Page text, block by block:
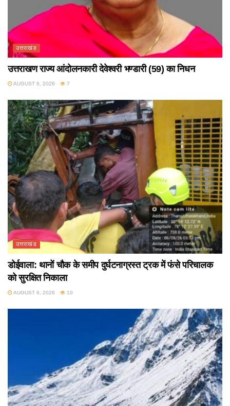
उत्तराखंड
उत्तराखण राज्य आंदोलनकारी देवेश्वरी भण्डारी (59) का निधन
AUGUST 6, 2026 7
उत्तराखंड
डोईवाला: थानों चौक के समीप दुर्घटनाग्रस्त ट्रक में फंसे परिचालक
को सुरक्षित निकाला
AUGUST 6, 2026 10